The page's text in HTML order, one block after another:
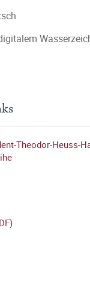
Theodor-Heuss-